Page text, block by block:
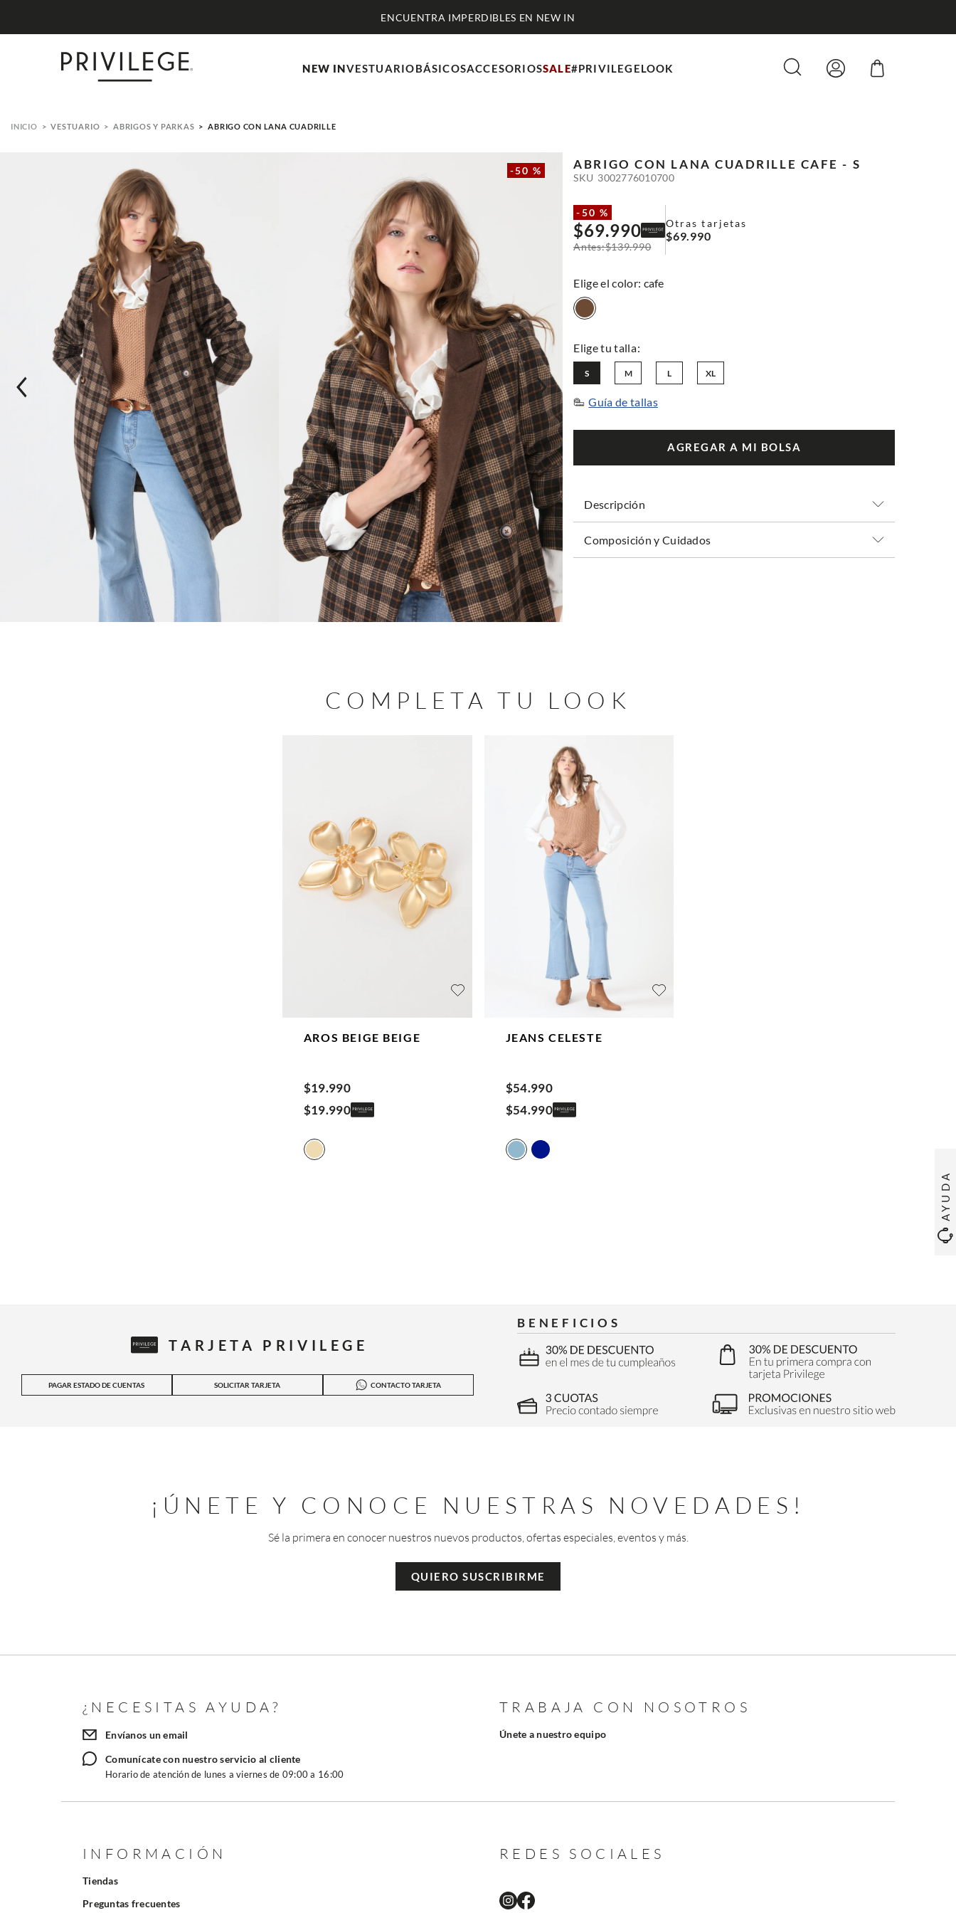
AYUDA
ENCUENTRA IMPERDIBLES EN NEW IN
NEW INVESTUARIOBÁSICOSACCESORIOSSALE#PRIVILEGELOOK
VESTUARIO ABRIGOS Y PARKAS ABRIGO CON LANA CUADRILLE
-50 % ABRIGO CON LANA CUADRILLE CAFE - S
SKU 3002776010700
-50 %
$69.990
$139.990
Otras tarjetas
$69.990
: cafe
L
M
S XL
Guía de tallas
AGREGAR A MI BOLSA
Descripción
Composición y Cuidados
COMPLETA TU LOOK
AROS BEIGE BEIGE
$19.990
$19.990
JEANS CELESTE
$54.990
$54.990
TARJETA PRIVILEGE
PAGAR ESTADO DE CUENTAS SOLICITAR TARJETA CONTACTO TARJETA
BENEFICIOS
¡ÚNETE Y CONOCE NUESTRAS NOVEDADES!
Sé la primera en conocer nuestros nuevos productos, ofertas especiales, eventos y más.
QUIERO SUSCRIBIRME
¿NECESITAS AYUDA?
Envíanos un email
Comunícate con nuestro servicio al cliente
Horario de atención de lunes a viernes de 09:00 a 16:00
TRABAJA CON NOSOTROS
Únete a nuestro equipo
INFORMACIÓN
Tiendas
Preguntas frecuentes
REDES SOCIALES